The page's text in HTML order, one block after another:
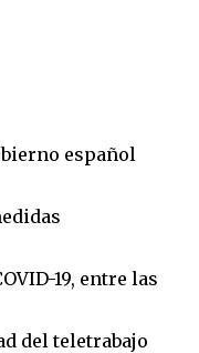
español
19, entre las
del teletrabajo